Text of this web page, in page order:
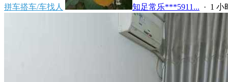
拼车搭车/车找人 知足常乐***5911... · 1 小